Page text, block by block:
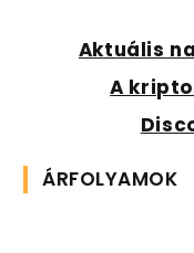
Aktuális
A
ÁRFOLYAMOK